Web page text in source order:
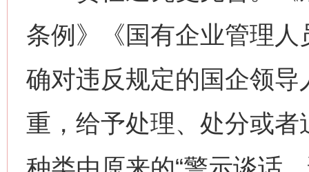
条例》《国有企业管理
确对违反规定的国企领
重，给予处理、处分或